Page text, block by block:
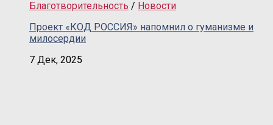
Благотворительность / Новости
Проект «КОД РОССИЯ» напомнил о гуманизме и
милосердии
7 Дек, 2025